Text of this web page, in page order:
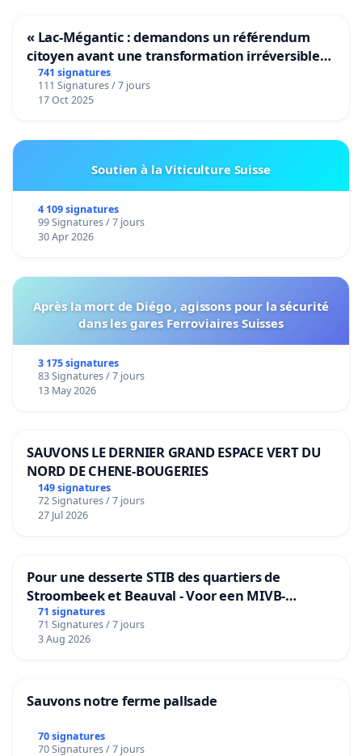
« Lac-Mégantic : demandons un référendum
citoyen avant une transformation irréversible
de notre territoire »
741 signatures
111 Signatures / 7 jours
17 Oct 2025
Soutien à la Viticulture Suisse
4 109 signatures
99 Signatures / 7 jours
30 Apr 2026
Après la mort de Diégo , agissons pour la sécurité
dans les gares Ferroviaires Suisses
3 175 signatures
83 Signatures / 7 jours
13 May 2026
SAUVONS LE DERNIER GRAND ESPACE VERT DU
NORD DE CHENE-BOUGERIES
149 signatures
72 Signatures / 7 jours
27 Jul 2026
Pour une desserte STIB des quartiers de
Stroombeek et Beauval - Voor een MIVB-
bediening van de wijken Strombeek en Het
Voor
71 signatures
71 Signatures / 7 jours
3 Aug 2026
Sauvons notre ferme pallsade
70 signatures
70 Signatures / 7 jours